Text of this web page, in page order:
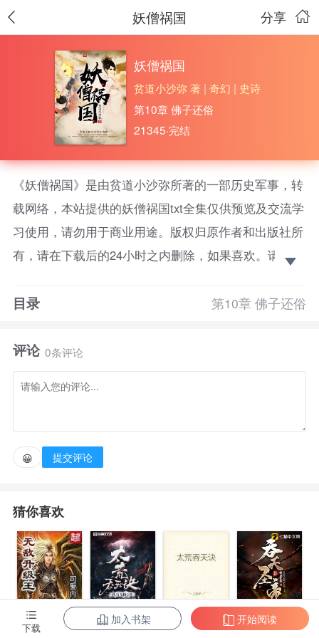
分享
妖僧祸国
妖僧祸国
贫道小沙弥 著 | 奇幻 | 史诗
第10章 佛子还俗
21345·完结
《妖僧祸国》是由贫道小沙弥所著的一部历史军事，转
载网络，本站提供的妖僧祸国txt全集仅供预览及交流学
习使用，请勿用于商业用途。版权归原作者和出版社所
有，请在下载后的24小时之内删除，如果喜欢。请支持
一个被美色勾引的小和尚，带着二十年后的记忆重
下，也要保你一世欢颜，如若你为这一国，我便做那妖
僧又如何？ 欢迎大家前来交流、水群，小沙弥的庙，
群号431569707作者自定义标签:孤儿机智争霸流
目录 第10章 佛子还俗
评论 0条评论
😀 提交评论
猜你喜欢
无敌升级王
柳无邪和徐凌
太荒吞天诀
吞天圣帝
下载
加入书架 开始阅读